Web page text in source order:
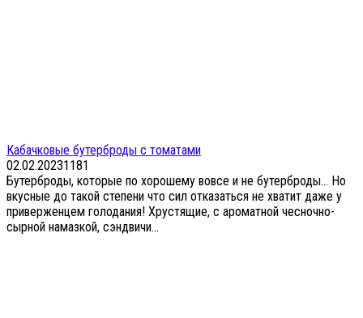
Кабачковые бутерброды с томатами
02.02.20231181
Бутерброды, которые по хорошему вовсе и не бутерброды… Но
вкусные до такой степени что сил отказаться не хватит даже у
приверженцем голодания! Хрустящие, с ароматной чесночно-
сырной намазкой, сэндвичи...